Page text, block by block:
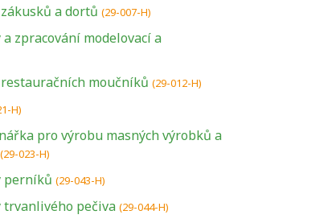
a dortů (29-007-H)
zpracování modelovací a
moučníků (29-012-H)
H)
pro výrobu masných výrobků a
(29-023-H)
perníků (29-043-H)
trvanlivého pečiva (29-044-H)